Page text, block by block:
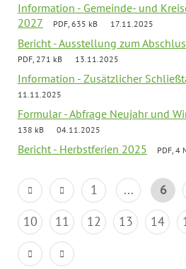
Information - Gemeinde- und
2027
PDF, 635 kB 17.11.2025
Bericht - Ausstellung zum
PDF, 271 kB 13.11.2025
Information - Zusätzlicher
11.11.2025
Formular - Abfrage Neujahr und
138 kB
04.11.2025
Bericht - Herbstferien 2025 PDF, 4
1 ... 6
10
11 12 13 14